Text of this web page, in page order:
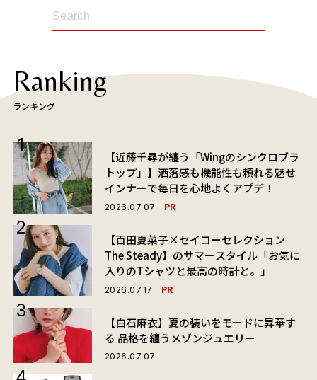
Ranking
ランキング
【近藤千尋が纏う「Wingのシンクロブラ
トップ」】洒落感も機能性も頼れる魅せ
インナーで毎日を心地よくアプデ！
2026.07.07 PR
【百田夏菜子×セイコーセレクション
The Steady】のサマースタイル「お気に
入りのTシャツと最高の時計と。」
2026.07.17 PR
【白石麻衣】夏の装いをモードに昇華す
る 品格を纏うメゾンジュエリー
2026.07.07